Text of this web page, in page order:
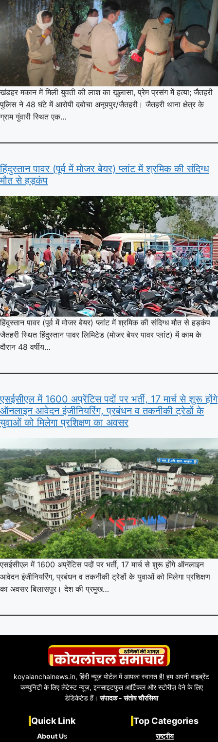
खंडहर मकान में मिली युवती की लाश का खुलासा, प्रेम प्रसंग में हत्या; जैतहरी
पुलिस ने 48 घंटे में आरोपी दबोचा अनूपपुर/जैतहरी। जैतहरी थाना क्षेत्र के
ग्राम गुंवारी स्थित एक…
हिंदुस्तान पावर (पूर्व में मोजर बेयर) प्लांट में श्रमिक की संदिग्ध
मौत से हड़कंप
हिंदुस्तान पावर (पूर्व में मोजर बेयर) प्लांट में श्रमिक की संदिग्ध मौत से हड़कंप
जैतहरी स्थित हिंदुस्तान पावर लिमिटेड (मोजर बेयर पावर प्लांट) में काम के
दौरान 48 वर्षीय…
एसईसीएल में 1600 अप्रेंटिस पदों पर भर्ती, 17 मार्च से शुरू होंगे
ऑनलाइन आवेदन इंजीनियरिंग, प्रबंधन व तकनीकी ट्रेडों के
युवाओं को मिलेगा प्रशिक्षण का अवसर
एसईसीएल में 1600 अप्रेंटिस पदों पर भर्ती, 17 मार्च से शुरू होंगे ऑनलाइन
आवेदन इंजीनियरिंग, प्रबंधन व तकनीकी ट्रेडों के युवाओं को मिलेगा प्रशिक्षण
का अवसर बिलासपुर। देश की प्रमुख…
koyalanchalnews.in, हिंदी न्यूज़ पोर्टल में आपका स्वागत है! हम अपनी वाइब्रेंट
कम्युनिटी के लिए लेटेस्ट न्यूज़, इनसाइटफुल आर्टिकल और स्टोरीज़ देने के लिए
डेडिकेटेड हैं।संपादक - संतोष चौरसिया
Quick Link
About Us
Top Categories
राष्ट्रीय